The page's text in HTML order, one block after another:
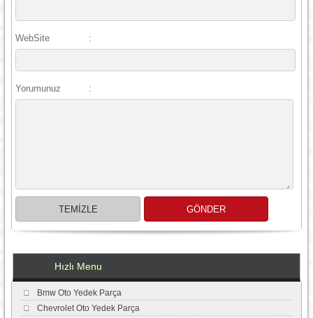
WebSite :
Yorumunuz :
Hızlı Menu
Bmw Oto Yedek Parça
Chevrolet Oto Yedek Parça